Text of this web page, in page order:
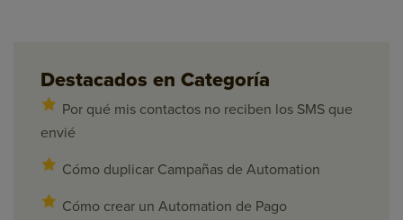
Destacados en Categoría
Por qué mis contactos no reciben los SMS que
envié
Cómo duplicar Campañas de Automation
Cómo crear un Automation de Pago